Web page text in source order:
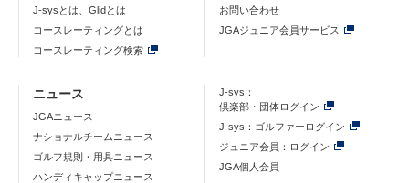
J-sysとは、Glidとは
コースレーティングとは
コースレーティング検索
お問い合わせ
JGAジュニア会員サービス
ニュース
JGAニュース
ナショナルチームニュース
ゴルフ規則・用具ニュース
ハンディキャップニュース
J-sys：
倶楽部・団体ログイン
J-sys：ゴルファーログイン
ジュニア会員：ログイン
JGA個人会員